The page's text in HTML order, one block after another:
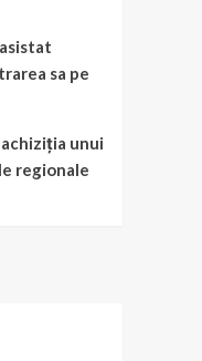
sa pe
unui
regionale